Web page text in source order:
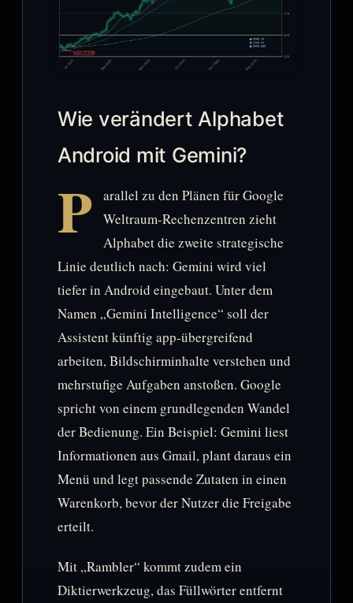
Wie verändert Alphabet
Android mit Gemini?
P
arallel zu den Plänen für Google
Weltraum-Rechenzentren zieht
Alphabet die zweite strategische
Linie deutlich nach: Gemini wird viel
tiefer in Android eingebaut. Unter dem
Namen „Gemini Intelligence“ soll der
Assistent künftig app-übergreifend
arbeiten, Bildschirminhalte verstehen und
mehrstufige Aufgaben anstoßen. Google
spricht von einem grundlegenden Wandel
der Bedienung. Ein Beispiel: Gemini liest
Informationen aus Gmail, plant daraus ein
Menü und legt passende Zutaten in einen
Warenkorb, bevor der Nutzer die Freigabe
erteilt.
Mit „Rambler“ kommt zudem ein
Diktierwerkzeug, das Füllwörter entfernt